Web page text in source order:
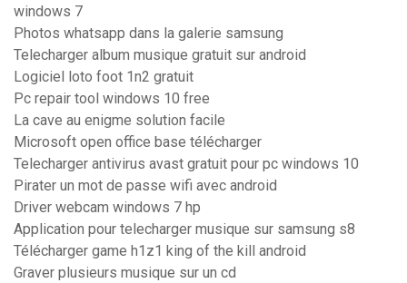
windows 7
Photos whatsapp dans la galerie samsung
Telecharger album musique gratuit sur android
Logiciel loto foot 1n2 gratuit
Pc repair tool windows 10 free
La cave au enigme solution facile
Microsoft open office base télécharger
Telecharger antivirus avast gratuit pour pc windows 10
Pirater un mot de passe wifi avec android
Driver webcam windows 7 hp
Application pour telecharger musique sur samsung s8
Télécharger game h1z1 king of the kill android
Graver plusieurs musique sur un cd